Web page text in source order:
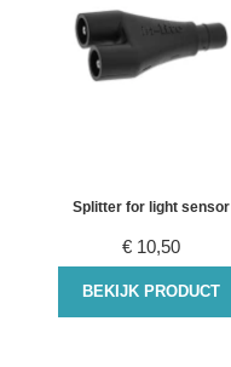
Splitter for light sensor
€ 10,50
BEKIJK PRODUCT